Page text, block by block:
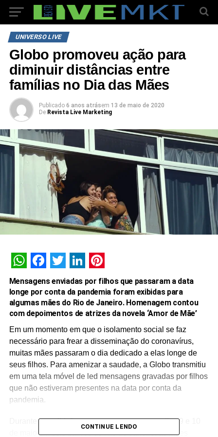
UNIVERSO LIVE
Globo promoveu ação para
diminuir distâncias entre
famílias no Dia das Mães
Publicado 6 anos atrásem 13 de maio de 2020
De Revista Live Marketing
WhatsApp
Facebook
Twitter
LinkedIn
Pinterest
Mensagens enviadas por filhos que passaram a data
longe por conta da pandemia foram exibidas para
algumas mães do Rio de Janeiro. Homenagem contou
com depoimentos de atrizes da novela ‘Amor de Mãe’
Em um momento em que o isolamento social se faz
necessário para frear a disseminação do coronavírus,
muitas mães passaram o dia dedicado a elas longe de
seus filhos. Para amenizar a saudade, a Globo transmitiu
em uma tela móvel de led mensagens gravadas por filhos
que não estiveram presentes na data por conta da
pandemia.
Durante as exibições, que aconteceram nos dias 9 e 10
de maio em seis bairros do Rio de Janeiro, as mães
CONTINUE LENDO